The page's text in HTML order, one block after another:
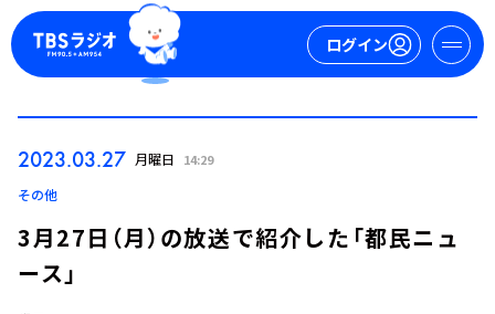
ログイン
2023.03.27 月曜日 14:29
その他
3月27日（月）の放送で紹介した「都民ニュ
ース」